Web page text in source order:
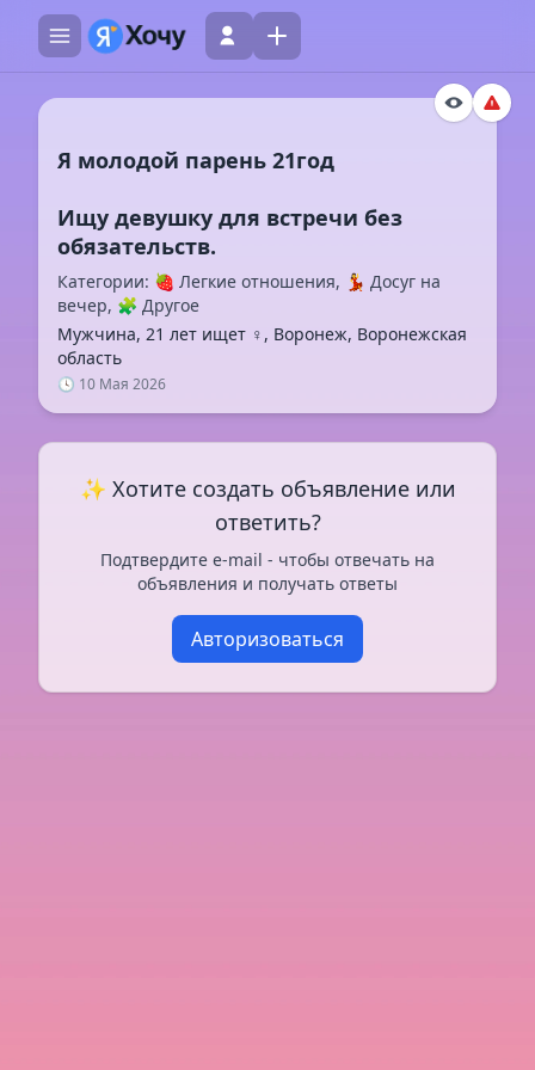
Я молодой парень 21год
Ищу девушку для встречи без
Категории: 🍓 Легкие отношения, 💃 Досуг на
вечер, 🧩 Другое
Мужчина, 21 лет ищет ♀️, Воронеж, Воронежская
область
🕓 10 Мая 2026
✨ Хотите создать объявление или
ответить?
Подтвердите e-mail - чтобы отвечать на
объявления и получать ответы
Авторизоваться